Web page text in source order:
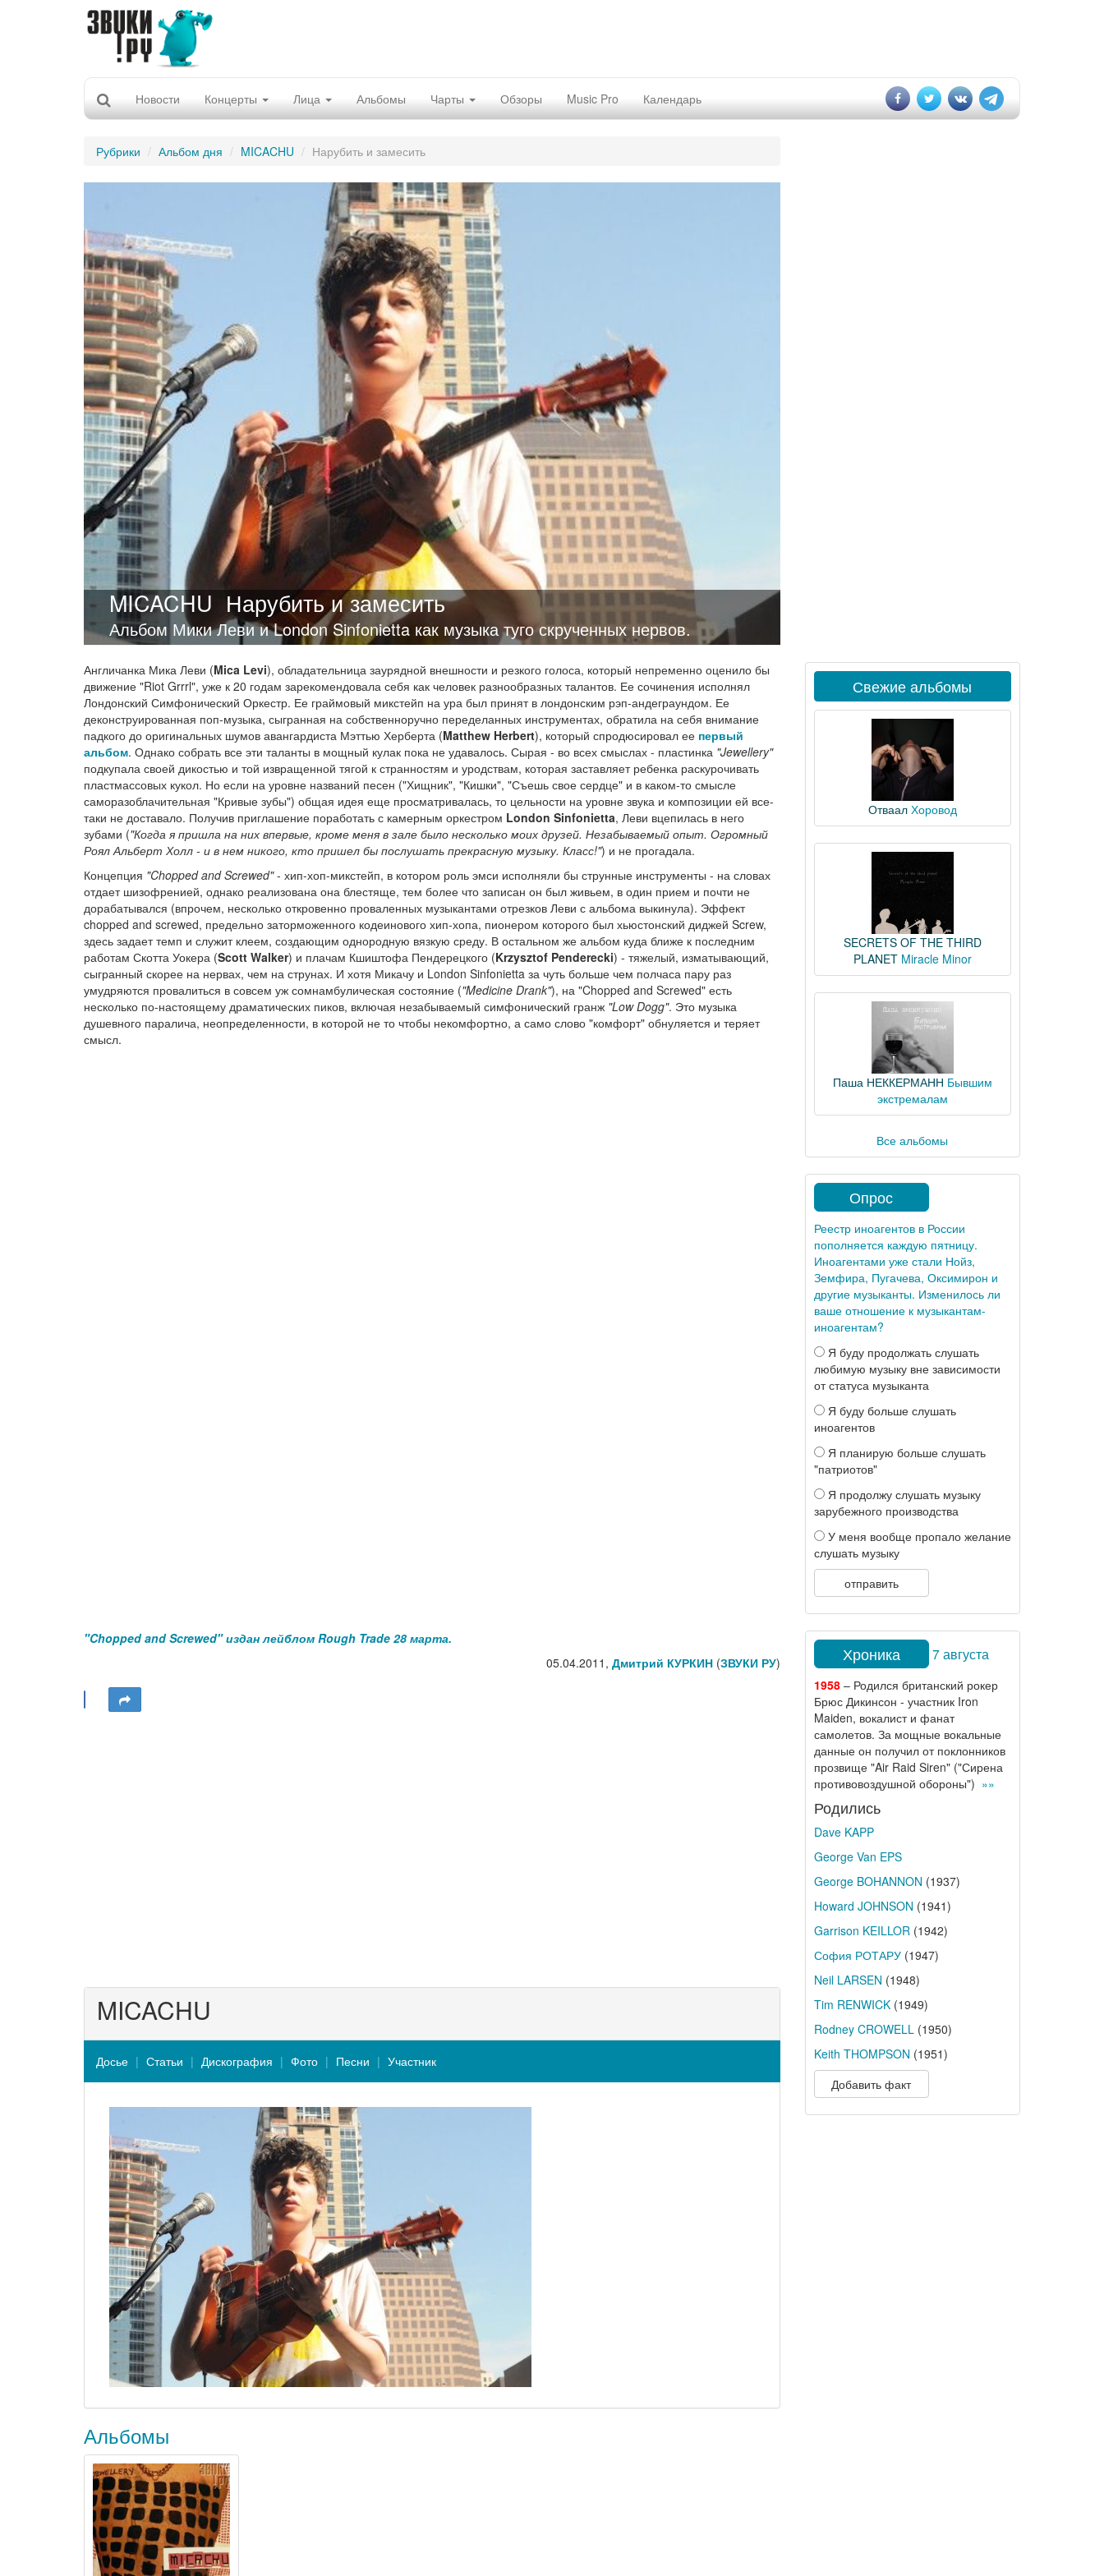
Новости Концерты Лица Альбомы Чарты Обзоры Music Pro Календарь
Рубрики Альбом дня MICACHU Нарубить и замесить
MICACHU Нарубить и замесить
Альбом Мики Леви и London Sinfonietta как музыка туго скрученных нервов.
Англичанка Мика Леви (Mica Levi), обладательница заурядной внешности и резкого голоса, который непременно оценило бы
движение "Riot Grrrl", уже к 20 годам зарекомендовала себя как человек разнообразных талантов. Ее сочинения исполнял
Лондонский Симфонический Оркестр. Ее граймовый микстейп на ура был принят в лондонским рэп-андеграундом. Ее
деконструированная поп-музыка, сыгранная на собственноручно переделанных инструментах, обратила на себя внимание
падкого до оригинальных шумов авангардиста Мэттью Херберта (Matthew Herbert), который спродюсировал ее первый
альбом. Однако собрать все эти таланты в мощный кулак пока не удавалось. Сырая - во всех смыслах - пластинка "Jewellery"
подкупала своей дикостью и той извращенной тягой к странностям и уродствам, которая заставляет ребенка раскурочивать
пластмассовых кукол. Но если на уровне названий песен ("Хищник", "Кишки", "Съешь свое сердце" и в каком-то смысле
саморазоблачительная "Кривые зубы") общая идея еще просматривалась, то цельности на уровне звука и композиции ей все-
таки не доставало. Получив приглашение поработать с камерным оркестром London Sinfonietta, Леви вцепилась в него
зубами ("Когда я пришла на них впервые, кроме меня в зале было несколько моих друзей. Незабываемый опыт. Огромный
Роял Альберт Холл - и в нем никого, кто пришел бы послушать прекрасную музыку. Класс!") и не прогадала.
Концепция "Chopped and Screwed"- хип-хоп-микстейп, в котором роль эмси исполняли бы струнные инструменты - на словах
отдает шизофренией, однако реализована она блестяще, тем более что записан он был живьем, в один прием и почти не
дорабатывался (впрочем, несколько откровенно проваленных музыкантами отрезков Леви с альбома выкинула). Эффект
chopped and screwed, предельно заторможенного кодеинового хип-хопа, пионером которого был хьюстонский диджей Screw,
здесь задает темп и служит клеем, создающим однородную вязкую среду. В остальном же альбом куда ближе к последним
работам Скотта Уокера (Scott Walker) и плачам Кшиштофа Пендерецкого (Krzysztof Penderecki) - тяжелый, изматывающий,
сыгранный скорее на нервах, чем на струнах. И хотя Микачу и London Sinfonietta за чуть больше чем полчаса пару раз
умудряются провалиться в совсем уж сомнамбулическая состояние ("Medicine Drank"), на "Chopped and Screwed" есть
несколько по-настоящему драматических пиков, включая незабываемый симфонический гранж "Low Dogg". Это музыка
душевного паралича, неопределенности, в которой не то чтобы некомфортно, а само слово "комфорт" обнуляется и теряет
смысл.
"Chopped and Screwed" издан лейблом Rough Trade 28 марта.
05.04.2011, Дмитрий КУРКИН(ЗВУКИ РУ)
MICACHU
Досье Статьи Дискография Фото Песни Участник
Альбомы
Свежие альбомы
Отваал Хоровод
SECRETS OF THE THIRD
PLANET Miracle Minor
Паша НЕККЕРМАНН Бывшим
экстремалам
Все альбомы
Опрос
Реестр иноагентов в России
пополняется каждую пятницу.
Иноагентами уже стали Нойз,
Земфира, Пугачева, Оксимирон и
другие музыканты. Изменилось ли
ваше отношение к музыкантам-
иноагентам?
Я буду продолжать слушать
любимую музыку вне зависимости
от статуса музыканта
Я буду больше слушать
иноагентов
Я планирую больше слушать
"патриотов"
Я продолжу слушать музыку
зарубежного производства
У меня вообще пропало желание
слушать музыку
отправить
Хроника 7 августа
1958– Родился британский рокер
Брюс Дикинсон - участник Iron
Maiden, вокалист и фанат
самолетов. За мощные вокальные
данные он получил от поклонников
прозвище "Air Raid Siren" ("Сирена
противовоздушной обороны") »»
Родились
Dave KAPP
George Van EPS
George BOHANNON (1937)
Howard JOHNSON (1941)
Garrison KEILLOR(1942)
София РОТАРУ(1947)
Neil LARSEN (1948)
Tim RENWICK(1949)
Rodney CROWELL(1950)
Keith THOMPSON (1951)
Добавить факт